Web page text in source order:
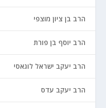
הרב בן ציון מוצפי
הרב יוסף בן פורת
הרב יעקב ישראל לוגאסי
הרב יעקב עדס